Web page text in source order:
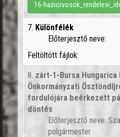
16-
7. Különfélék
Előterjesztő neve:
Feltöltött fájlok:
8. zárt-1-Bursa
Önkormányzati
fordulójára beérkezett
döntés
Előterjesztő neve:
polgármester